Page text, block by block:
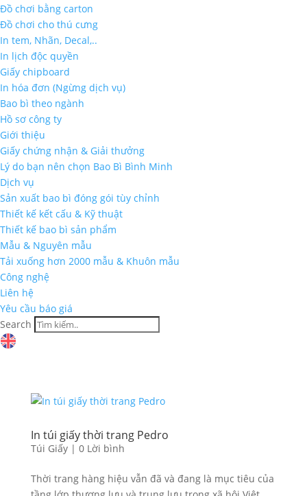
Đồ chơi bằng carton
Đồ chơi cho thú cưng
In tem, Nhãn, Decal,..
In lịch độc quyền
Giấy chipboard
In hóa đơn (Ngừng dịch vụ)
Bao bì theo ngành
Hồ sơ công ty
Giới thiệu
Giấy chứng nhận & Giải thưởng
Lý do bạn nên chọn Bao Bì Bình Minh
Dịch vụ
Sản xuất bao bì đóng gói tùy chỉnh
Thiết kế kết cấu & Kỹ thuật
Thiết kế bao bì sản phẩm
Mẫu & Nguyên mẫu
Tải xuống hơn 2000 mẫu & Khuôn mẫu
Công nghệ
Liên hệ
Yêu cầu báo giá
Search
In túi giấy thời trang Pedro
Túi Giấy| 0 Lời bình
Thời trang hàng hiệu vẫn đã và đang là mục tiêu của